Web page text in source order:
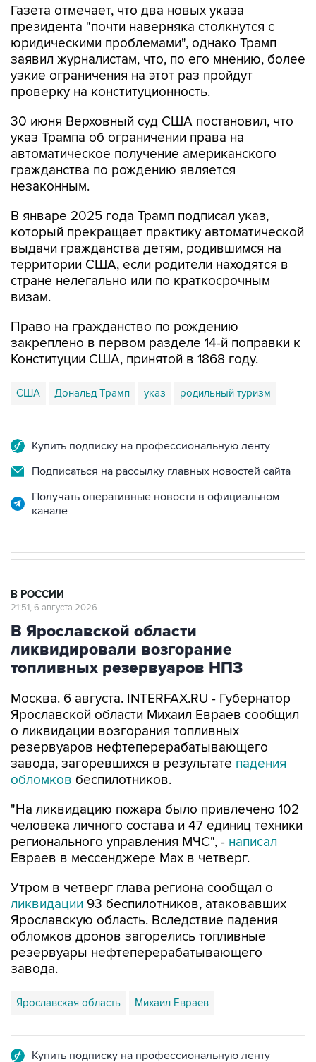
Газета отмечает, что два новых указа
президента "почти наверняка столкнутся с
юридическими проблемами", однако Трамп
заявил журналистам, что, по его мнению, более
узкие ограничения на этот раз пройдут
проверку на конституционность.
30 июня Верховный суд США постановил, что
указ Трампа об ограничении права на
автоматическое получение американского
гражданства по рождению является
незаконным.
В январе 2025 года Трамп подписал указ,
который прекращает практику автоматической
выдачи гражданства детям, родившимся на
территории США, если родители находятся в
стране нелегально или по краткосрочным
визам.
Право на гражданство по рождению
закреплено в первом разделе 14-й поправки к
Конституции США, принятой в 1868 году.
США Дональд Трамп указ родильный туризм
Купить подписку на профессиональную ленту
Подписаться на рассылку главных новостей сайта
Получать оперативные новости в официальном
канале
В РОССИИ
21:51, 6 августа 2026
В Ярославской области
ликвидировали возгорание
топливных резервуаров НПЗ
Москва. 6 августа. INTERFAX.RU - Губернатор
Ярославской области Михаил Евраев сообщил
о ликвидации возгорания топливных
резервуаров нефтеперерабатывающего
завода, загоревшихся в результате падения
обломков беспилотников.
"На ликвидацию пожара было привлечено 102
человека личного состава и 47 единиц техники
регионального управления МЧС", - написал
Евраев в мессенджере Мах в четверг.
Утром в четверг глава региона сообщал о
ликвидации 93 беспилотников, атаковавших
Ярославскую область. Вследствие падения
обломков дронов загорелись топливные
резервуары нефтеперерабатывающего
завода.
Ярославская область Михаил Евраев
Купить подписку на профессиональную ленту